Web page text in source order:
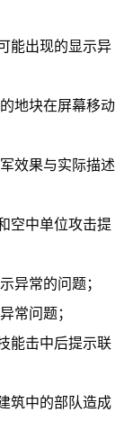
能出现的显示异
地块在屏幕移动
效果与实际描述
空中单位攻击提
异常的问题；
常问题；
能击中后提示联
筑中的部队造成